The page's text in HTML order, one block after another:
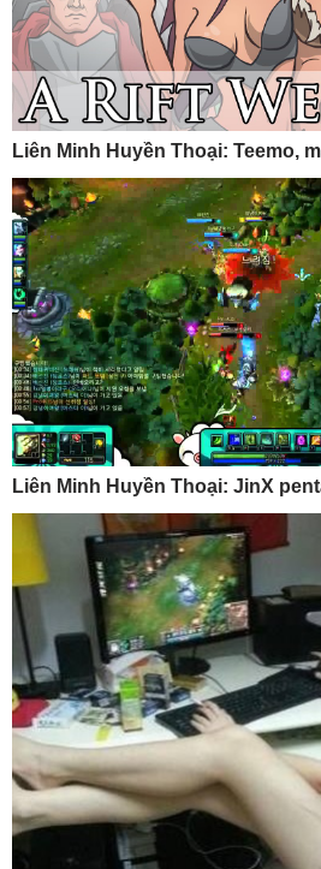
Liên Minh Huyền Thoại: Teemo,
Liên Minh Huyền Thoại: JinX